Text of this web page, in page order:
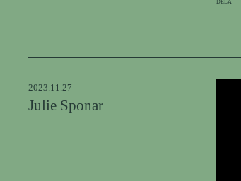
2023.11.27
Julie Sponar